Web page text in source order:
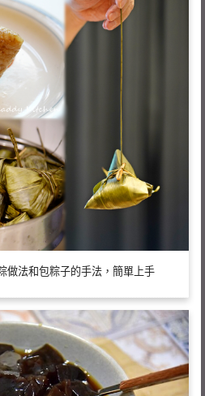
做法和包粽子的手法，簡單上手